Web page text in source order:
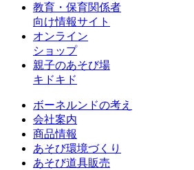
教育・保育関係者
向け情報サイト
オンライン
ショップ
親子のあそび場
キドキド
ボーネルンドの考え
会社案内
商品情報
あそび環境づくり
あそび道具販売